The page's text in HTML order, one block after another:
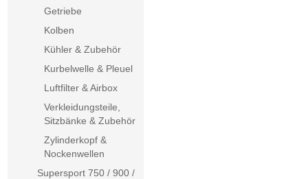
Getriebe
Kolben
Kühler & Zubehör
Kurbelwelle & Pleuel
Luftfilter & Airbox
Verkleidungsteile,
Sitzbänke & Zubehör
Zylinderkopf &
Nockenwellen
Supersport 750 / 900 /